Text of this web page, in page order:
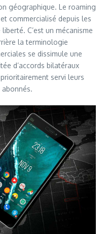
géographique. Le roaming
commercialisé depuis les
C’est un mécanisme
la terminologie
se dissimule une
d’accords bilatéraux
servi leurs